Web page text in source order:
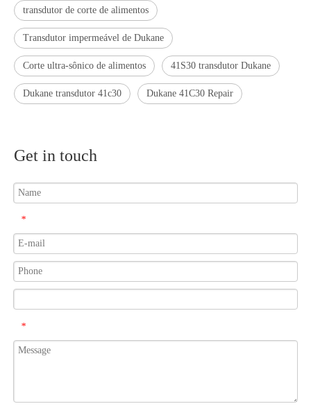
Princípio e introdução da atomização ultrassônica de metal
transdutor de corte de alimentos
Transdutor impermeável de Dukane
Corte ultra-sônico de alimentos 41S30 transdutor Dukane
Dukane transdutor 41c30 Dukane 41C30 Repair
Get in touch
*
*